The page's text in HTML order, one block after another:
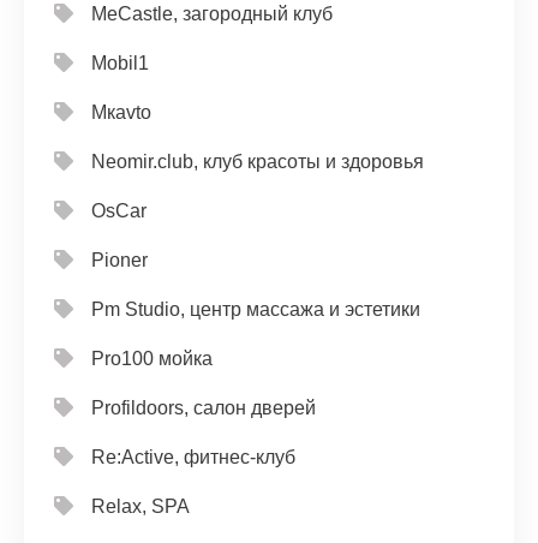
MeCastle, загородный клуб
Mobil1
Mкavto
Neomir.club, клуб красоты и здоровья
OsCar
Pioner
Pm Studio, центр массажа и эстетики
Pro100 мойка
Profildoors, салон дверей
Re:Active, фитнес-клуб
Relax, SPA